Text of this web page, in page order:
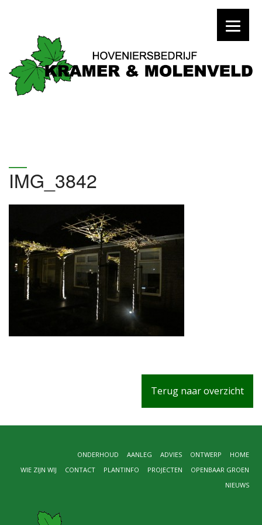
IMG_3842
Terug naar overzicht
HOME
ONTWERP
ADVIES
AANLEG
ONDERHOUD
OPENBAAR GROEN
PROJECTEN
PLANTINFO
CONTACT
WIE ZIJN WIJ
NIEUWS